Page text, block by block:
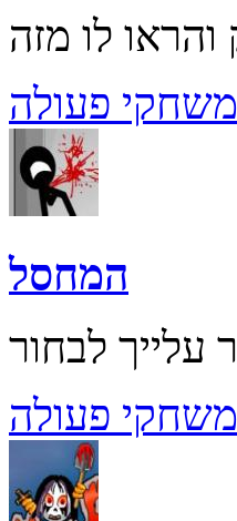
משחקי פעולה
המחסל
משחקי פעולה